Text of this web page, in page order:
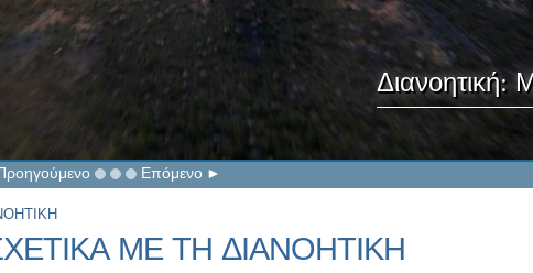
Διανοητική:
Επόμενο
ΜΕ ΤΗ ΔΙΑΝΟΗΤΙΚΗ